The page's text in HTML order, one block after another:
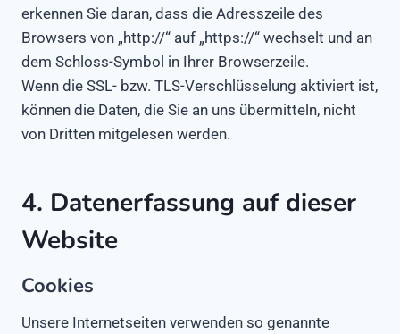
erkennen Sie daran, dass die Adresszeile des
Browsers von „http://“ auf „https://“ wechselt und an
dem Schloss-Symbol in Ihrer Browserzeile.
Wenn die SSL- bzw. TLS-Verschlüsselung aktiviert ist,
können die Daten, die Sie an uns übermitteln, nicht
von Dritten mitgelesen werden.
4. Datenerfassung auf dieser
Website
Cookies
Unsere Internetseiten verwenden so genannte